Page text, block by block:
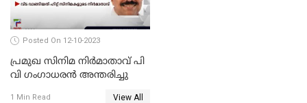
Posted On 12-10-2023
പ്രമുഖ സിനിമ നിർമാതാവ് പി
വി ഗംഗാധരൻ അന്തരിച്ചു
1 Min Read View All